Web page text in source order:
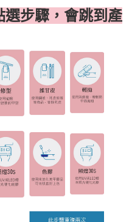
選步驟，會跳到產